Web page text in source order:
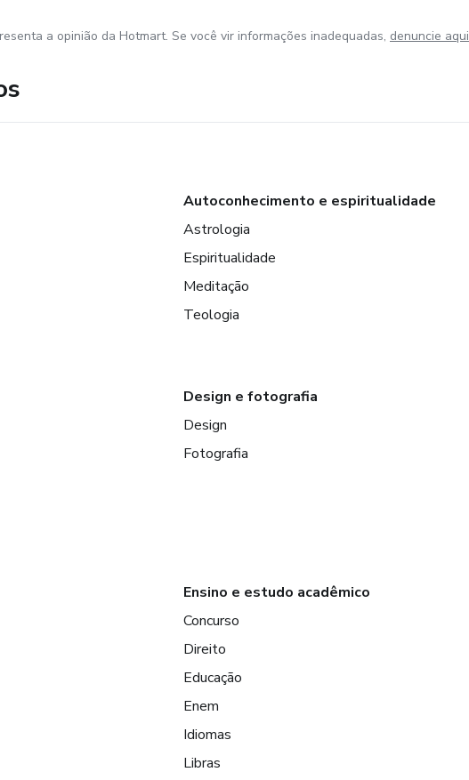
a opinião da Hotmart. Se você vir informações inadequadas, denuncie aqui
Autoconhecimento e espiritualidade
Astrologia
Espiritualidade
Meditação
Teologia
Design e fotografia
Design
Fotografia
Ensino e estudo acadêmico
Concurso
Direito
Educação
Enem
Idiomas
Libras